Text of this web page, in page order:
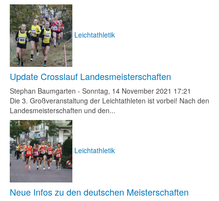
Leichtathletik
Update Crosslauf Landesmeisterschaften
Stephan Baumgarten - Sonntag, 14 November 2021 17:21
Die 3. Großveranstaltung der Leichtathleten ist vorbei! Nach den
Landesmeisterschaften und den...
Leichtathletik
Neue Infos zu den deutschen Meisterschaften